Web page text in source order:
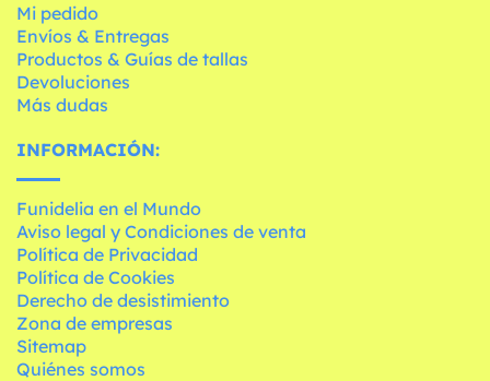
Mi pedido
Envíos & Entregas
Productos & Guías de tallas
Devoluciones
Más dudas
INFORMACIÓN:
Funidelia en el Mundo
Aviso legal y Condiciones de venta
Política de Privacidad
Política de Cookies
Derecho de desistimiento
Zona de empresas
Sitemap
Quiénes somos